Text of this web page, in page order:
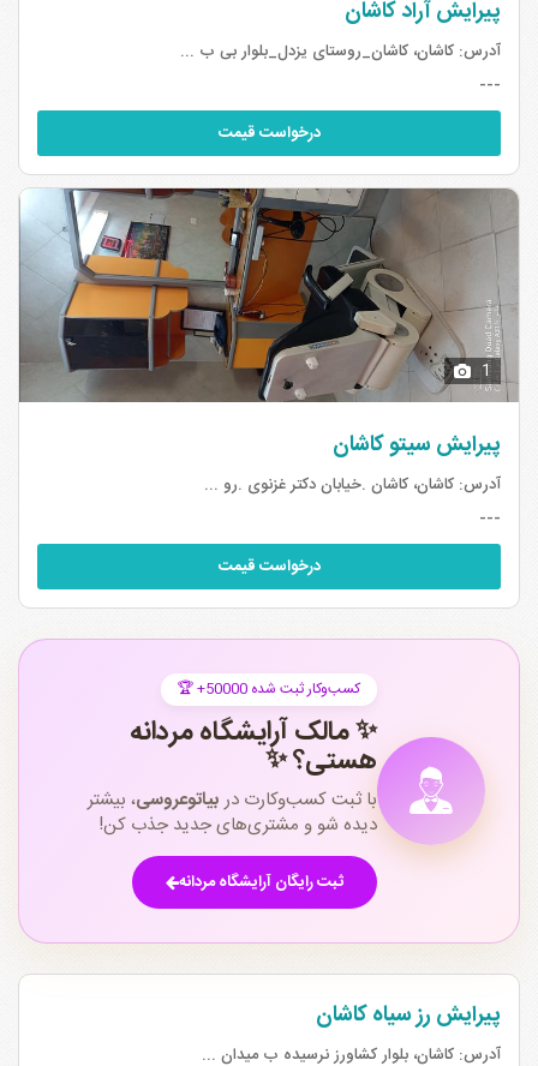
پیرایش آراد کاشان
آدرس: کاشان، کاشان_روستای یزدل_بلوار بی ب ...
---
درخواست قیمت
1
پیرایش سیتو کاشان
آدرس: کاشان، کاشان .خیابان دکتر غزنوی .رو ...
---
درخواست قیمت
🏆 +50000 کسب‌وکار ثبت شده
✨ مالک آرایشگاه مردانه
هستی؟ ✨
با ثبت کسب‌وکارت دربیاتوعروسی، بیشتر
دیده شو و مشتری‌های جدید جذب کن!
ثبت رایگان آرایشگاه مردانه
پیرایش رز سیاه کاشان
آدرس: کاشان، بلوار کشاورز نرسیده ب میدان ...